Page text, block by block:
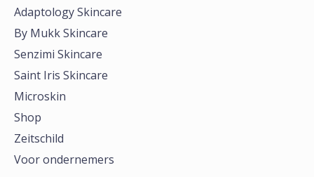
Adaptology Skincare
By Mukk Skincare
Senzimi Skincare
Saint Iris Skincare
Microskin
Shop
Zeitschild
Voor ondernemers